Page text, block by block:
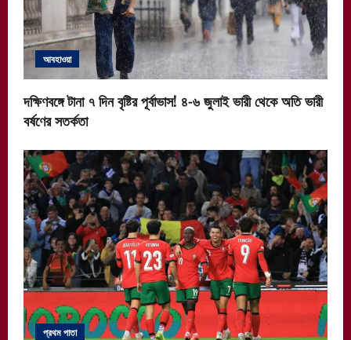
আবহাওয়া
দক্ষিণবঙ্গে টানা ৭ দিন বৃষ্টির পূর্বাভাস! ৪-৬ জুলাই ভারী থেকে অতি ভারী
বর্ষণের সতর্কতা
প্রথম পাতা